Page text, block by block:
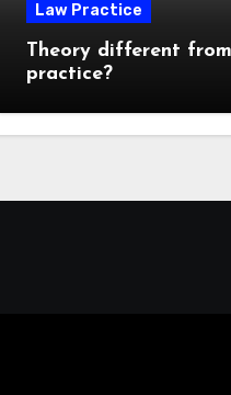
Law Practice
Theory different from
practice?